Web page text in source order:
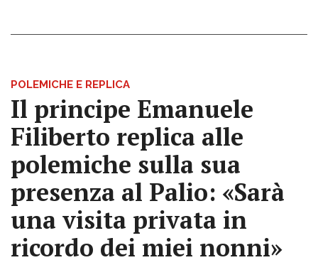
POLEMICHE E REPLICA
Il principe Emanuele
Filiberto replica alle
polemiche sulla sua
presenza al Palio: «Sarà
una visita privata in
ricordo dei miei nonni»